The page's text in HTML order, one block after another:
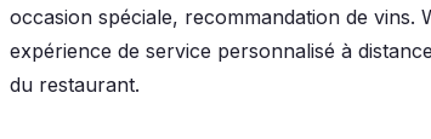
occasion spéciale, recommandation de
expérience de service personnalisé à
du restaurant.